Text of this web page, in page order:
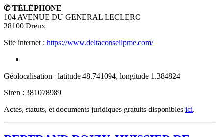
✆ TÉLÉPHONE
104 AVENUE DU GENERAL LECLERC
28100 Dreux
Site internet : https://www.deltaconseilpme.com/
Géolocalisation : latitude 48.741094, longitude 1.384824
Siren : 381078989
Actes, statuts, et documents juridiques gratuits disponibles ici.